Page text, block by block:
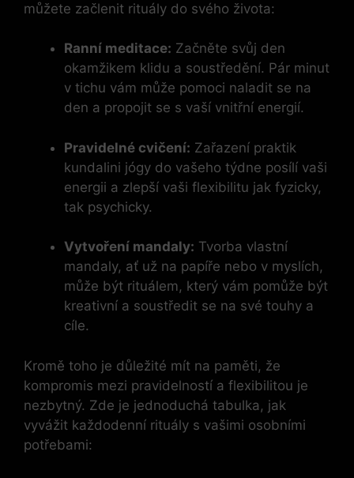
můžete začlenit rituály do svého života:
Ranní meditace: Začněte svůj den
okamžikem klidu a soustředění. Pár minut
v tichu vám může pomoci naladit se na
den a propojit se s vaší vnitřní energií.
Pravidelné cvičení: Zařazení praktik
kundalini jógy do vašeho týdne posílí vaši
energii a zlepší vaši flexibilitu jak fyzicky,
tak psychicky.
Vytvoření mandaly: Tvorba vlastní
mandaly, ať už na papíře nebo v myslích,
může být rituálem, který vám pomůže být
kreativní a soustředit se na své touhy a
cíle.
Kromě toho je důležité mít na paměti, že
kompromis mezi pravidelností a flexibilitou je
nezbytný. Zde je jednoduchá tabulka, jak
vyvážit každodenní rituály s vašimi osobními
potřebami: